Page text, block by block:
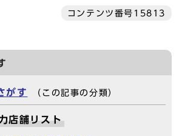
コンテンツ番号15813
がす （この記事の分類）
店舗リスト